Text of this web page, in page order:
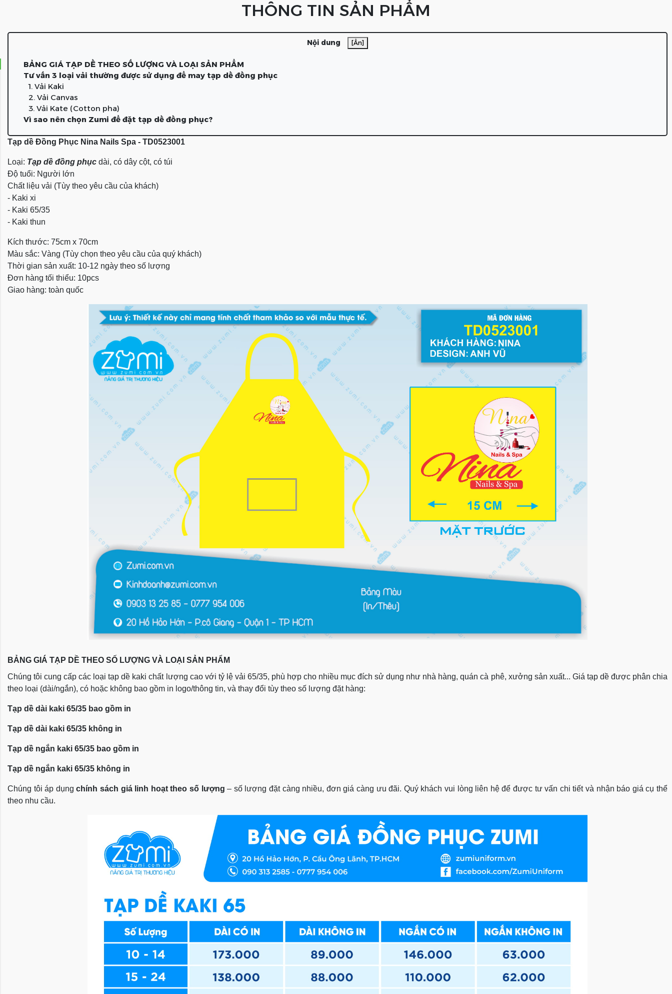
THÔNG TIN SẢN PHẨM
Nội dung [Ẩn]
BẢNG GIÁ TẠP DỀ THEO SỐ LƯỢNG VÀ LOẠI SẢN PHẨM
Tư vấn 3 loại vải thường được sử dụng để may tạp dề đồng phục
1. Vải Kaki
2. Vải Canvas
3. Vải Kate (Cotton pha)
Vì sao nên chọn Zumi để đặt tạp dề đồng phục?
Tạp dề Đồng Phục Nina Nails Spa - TD0523001
Loại: Tạp dề đồng phục dài, có dây cột, có túi
Độ tuổi: Người lớn
Chất liệu vải (Tùy theo yêu cầu của khách)
- Kaki xi
- Kaki 65/35
- Kaki thun
Kích thước: 75cm x 70cm
Màu sắc: Vàng (Tùy chọn theo yêu cầu của quý khách)
Thời gian sản xuất: 10-12 ngày theo số lượng
Đơn hàng tối thiểu: 10pcs
Giao hàng: toàn quốc
BẢNG GIÁ TẠP DỀ THEO SỐ LƯỢNG VÀ LOẠI SẢN PHẨM
Chúng tôi cung cấp các loại tạp dề kaki chất lượng cao với tỷ lệ vải 65/35, phù hợp cho nhiều mục đích sử dụng như nhà hàng, quán cà phê, xưởng sản xuất... Giá tạp dề được phân chia
theo loại (dài/ngắn), có hoặc không bao gồm in logo/thông tin, và thay đổi tùy theo số lượng đặt hàng:
Tạp dề dài kaki 65/35 bao gồm in
Tạp dề dài kaki 65/35 không in
Tạp dề ngắn kaki 65/35 bao gồm in
Tạp dề ngắn kaki 65/35 không in
Chúng tôi áp dụngchính sách giá linh hoạt theo số lượng – số lượng đặt càng nhiều, đơn giá càng ưu đãi. Quý khách vui lòng liên hệ để được tư vấn chi tiết và nhận báo giá cụ thể
theo nhu cầu.